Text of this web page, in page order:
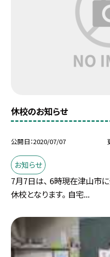
休校のお知らせ
公開日 2020/07/07
お知らせ
7月7日は、 6時現在津山市
休校となります。 自宅...